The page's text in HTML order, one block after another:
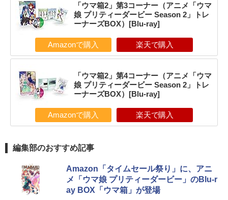
「ウマ箱2」第3コーナー（アニメ「ウマ
娘 プリティーダービー Season 2」トレ
ーナーズBOX）[Blu-ray]
Amazonで購入 楽天で購入
「ウマ箱2」第4コーナー（アニメ「ウマ
娘 プリティーダービー Season 2」トレ
ーナーズBOX）[Blu-ray]
Amazonで購入 楽天で購入
編集部のおすすめ記事
Amazon「タイムセール祭り」に、アニ
メ「ウマ娘 プリティーダービー」のBlu-r
ay BOX「ウマ箱」が登場